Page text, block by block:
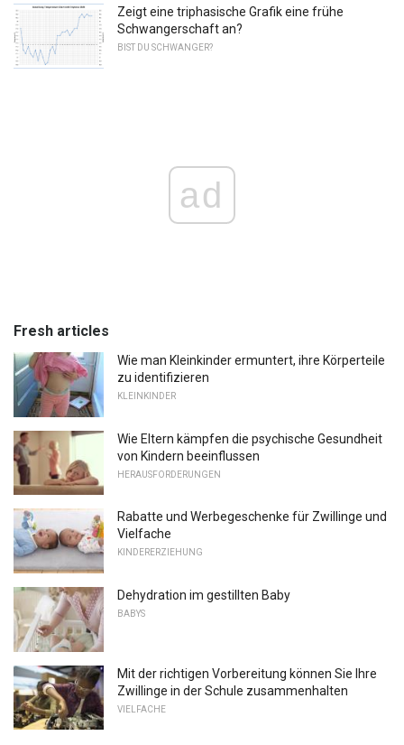
Zeigt eine triphasische Grafik eine frühe
Schwangerschaft an?
BIST DU SCHWANGER?
ad
Fresh articles
Wie man Kleinkinder ermuntert, ihre Körperteile
zu identifizieren
KLEINKINDER
Wie Eltern kämpfen die psychische Gesundheit
von Kindern beeinflussen
HERAUSFORDERUNGEN
Rabatte und Werbegeschenke für Zwillinge und
Vielfache
KINDERERZIEHUNG
Dehydration im gestillten Baby
BABYS
Mit der richtigen Vorbereitung können Sie Ihre
Zwillinge in der Schule zusammenhalten
VIELFACHE